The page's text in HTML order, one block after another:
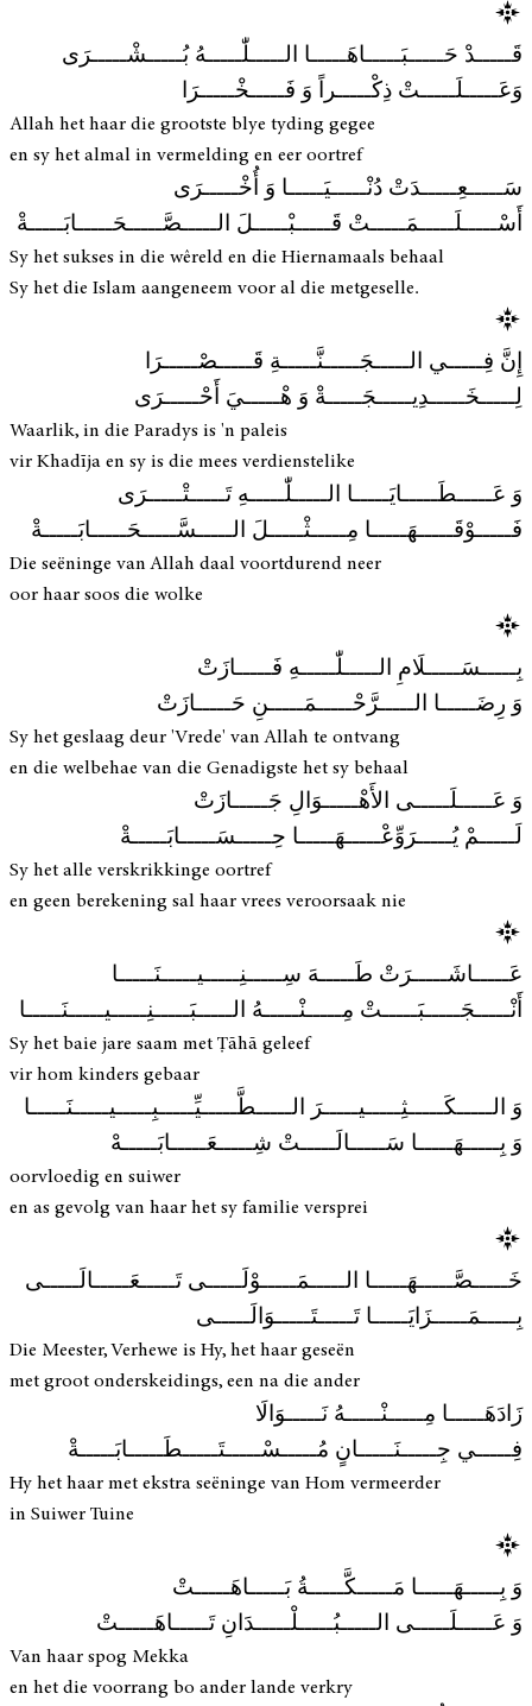
قَـــــدْ حَـــــبَـــــاهَـــــا الـــــلّٰـــــهُ بُـــــشْـــــرَى
وَعَـــــلَـــــتْ ذِكْـــــراً وَ فَـــــخْـــــرَا
Allah het haar die grootste blye tyding gegee
en sy het almal in vermelding en eer oortref
سَـــــعِـــــدَتْ دُنْـــــيَـــــا وَ أُخْـــــرَى
أَسْـــــلَـــــمَـــــتْ قَـــــبْـــــلَ الـــــصَّـــــحَـــــابَـــــةْ
Sy het sukses in die wêreld en die Hiernamaals behaal
Sy het die Islam aangeneem voor al die metgeselle.
إِنَّ فِـــــي الـــــجَـــــنَّـــــةِ قَـــــصْـــــرَا
لِـــــخَـــــدِيـــــجَـــــةْ وَ هْـــــيَ أَحْـــــرَى
Waarlik, in die Paradys is 'n paleis
vir Khadīja en sy is die mees verdienstelike
وَ عَـــــطَـــــايَـــــا الـــــلّٰـــــهِ تَـــــتْـــــرَى
فَـــــوْقَـــــهَـــــا مِـــــثْـــــلَ الـــــسَّـــــحَـــــابَـــــةْ
Die seëninge van Allah daal voortdurend neer
oor haar soos die wolke
بِـــــسَـــــلَامِ الـــــلّٰـــــهِ فَـــــازَتْ
وَ رِضَـــــا الـــــرَّحْـــــمَـــــنِ حَـــــازَتْ
Sy het geslaag deur 'Vrede' van Allah te ontvang
en die welbehae van die Genadigste het sy behaal
وَ عَـــــلَـــــى الأَهْـــــوَالِ جَـــــازَتْ
لَـــــمْ يُـــــرَوِّعْـــــهَـــــا حِـــــسَـــــابَـــــةْ
Sy het alle verskrikkinge oortref
en geen berekening sal haar vrees veroorsaak nie
عَـــــاشَـــــرَتْ طَـــــهَ سِـــــنِـــــيـــــنَـــــا
أَنْـــــجَـــــبَـــــتْ مِـــــنْـــــهُ الـــــبَـــــنِـــــيـــــنَـــــا
Sy het baie jare saam met Ṭāhā geleef
vir hom kinders gebaar
وَ الـــــكَـــــثِـــــيـــــرَ الـــــطَّـــــيِّـــــبِـــــيـــــنَـــــا
وَ بِـــــهَـــــا سَـــــالَـــــتْ شِـــــعَـــــابَـــــهْ
oorvloedig en suiwer
en as gevolg van haar het sy familie versprei
خَـــــصَّـــــهَـــــا الـــــمَـــــوْلَـــــى تَـــــعَـــــالَـــــى
بِـــــمَـــــزَايَـــــا تَـــــتَـــــوَالَـــــى
Die Meester, Verhewe is Hy, het haar geseën
met groot onderskeidings, een na die ander
زَادَهَـــــا مِـــــنْـــــهُ نَـــــوَالَا
فِـــــي جِـــــنَـــــانٍ مُـــــسْـــــتَـــــطَـــــابَـــــةْ
Hy het haar met ekstra seëninge van Hom vermeerder
in Suiwer Tuine
وَ بِـــــهَـــــا مَـــــكَّـــــةُ بَـــــاهَـــــتْ
وَ عَـــــلَـــــى الـــــبُـــــلْـــــدَانِ تَـــــاهَـــــتْ
Van haar spog Mekka
en het die voorrang bo ander lande verkry